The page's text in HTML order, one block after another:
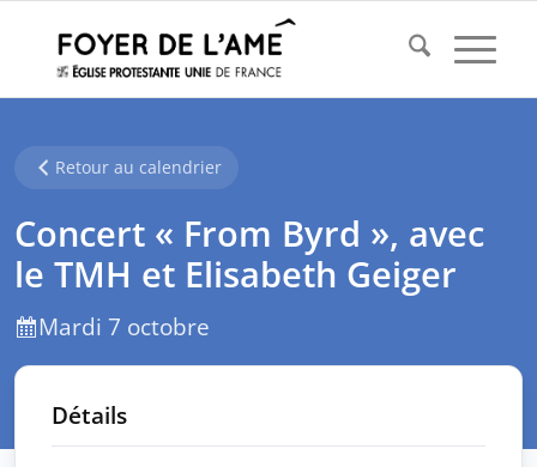
Retour au calendrier
Concert « From Byrd », avec
le TMH et Elisabeth Geiger
Mardi 7 octobre
Détails